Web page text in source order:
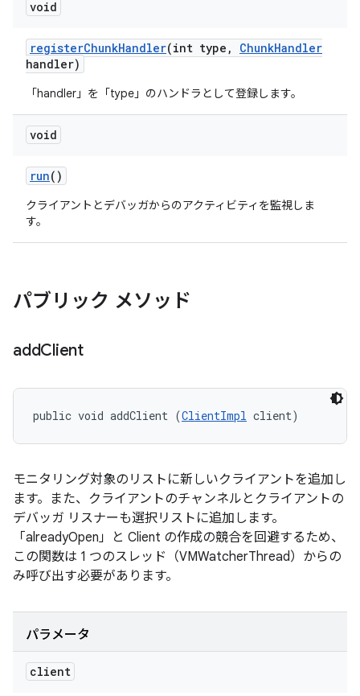
void
registerChunkHandler(int type , ChunkHandler
handler)
「handler」を「type」のハンドラとして登録します。
void
run()
クライアントとデバッガからのアクティビティを監視しま
す。
パブリック メソッド
addClient
public void addClient (ClientImpl client)
モニタリング対象のリストに新しいクライアントを追加し
ます。また、クライアントのチャンネルとクライアントの
デバッガ リスナーも選択リストに追加します。
「alreadyOpen」と Client の作成の競合を回避するため、
この関数は 1 つのスレッド（VMWatcherThread）からの
み呼び出す必要があります。
パラメータ
client